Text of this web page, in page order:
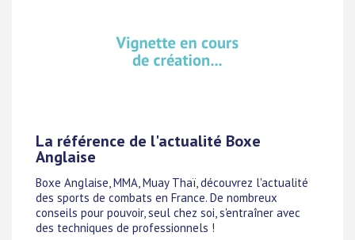
La référence de l'actualité Boxe
Anglaise
Boxe Anglaise, MMA, Muay Thaï, découvrez l'actualité
des sports de combats en France. De nombreux
conseils pour pouvoir, seul chez soi, s'entraîner avec
des techniques de professionnels !